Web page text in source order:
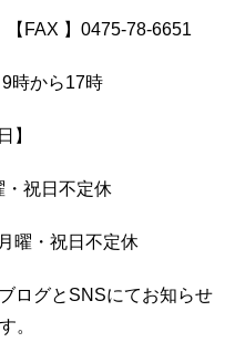
FAX 】0475-78-6651
9時から17時
日】
・祝日不定休
曜・祝日不定休
ログとSNSにてお知らせ
。